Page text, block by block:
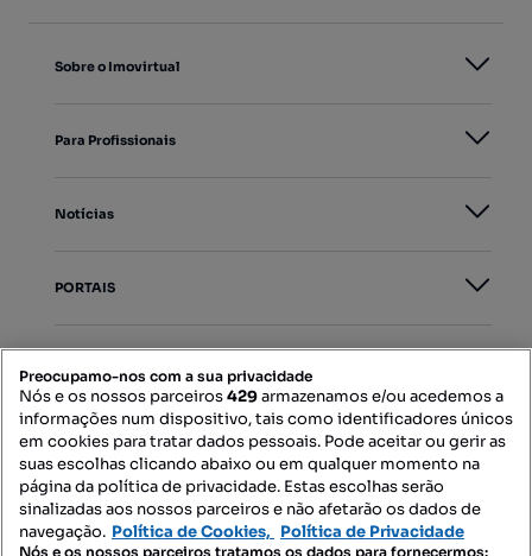
Sobre o Imovirtual
Para Profissionais
Notícias
PORTAIS
Contacte-nos
SIGA-NOS:
Preocupamo-nos com a sua privacidade
Nós e os nossos parceiros429armazenamos e/ou acedemos a
informações num dispositivo, tais como identificadores únicos
em cookies para tratar dados pessoais. Pode aceitar ou gerir as
suas escolhas clicando abaixo ou em qualquer momento na
página da política de privacidade. Estas escolhas serão
sinalizadas aos nossos parceiros e não afetarão os dados de
navegação. Política de Cookies, Política de Privacidade
Nós e os nossos parceiros tratamos os dados para fornecermos: